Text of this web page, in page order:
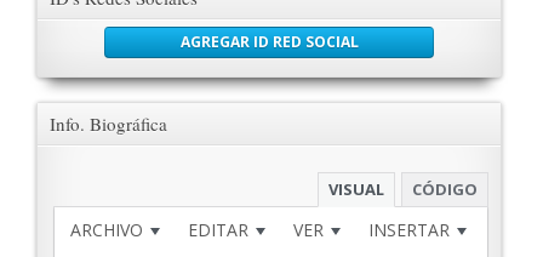
AGREGAR ID RED SOCIAL
Info. Biográfica
VISUAL CÓDIGO
ARCHIVO EDITAR VER
INSERTAR